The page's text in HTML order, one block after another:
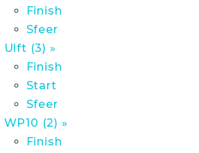
Finish
Sfeer
Ulft (3) »
Finish
Start
Sfeer
WP10 (2) »
Finish